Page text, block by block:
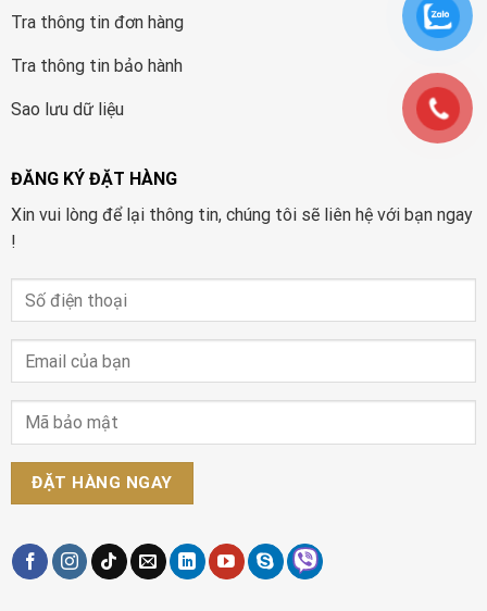
Tra thông tin đơn hàng
Tra thông tin bảo hành
Sao lưu dữ liệu
ĐĂNG KÝ ĐẶT HÀNG
Xin vui lòng để lại thông tin, chúng tôi sẽ liên hệ với bạn ngay
!